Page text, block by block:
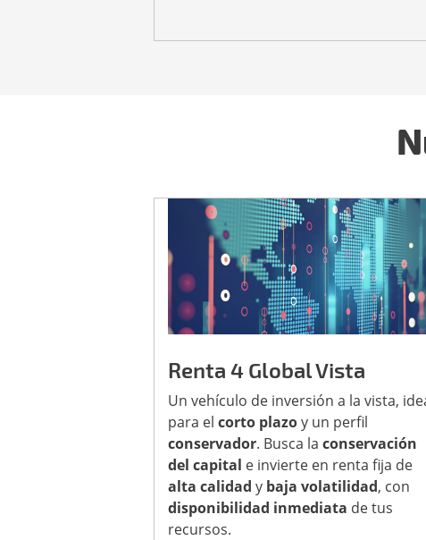
Renta 4 Global Vista
Un vehículo de inversión a la vista,
para el corto plazoy un perfil
conservador. Busca la conservación
del capital e invierte en renta fija de
alta calidad y baja volatilidad, con
disponibilidad inmediata de tus
recursos.